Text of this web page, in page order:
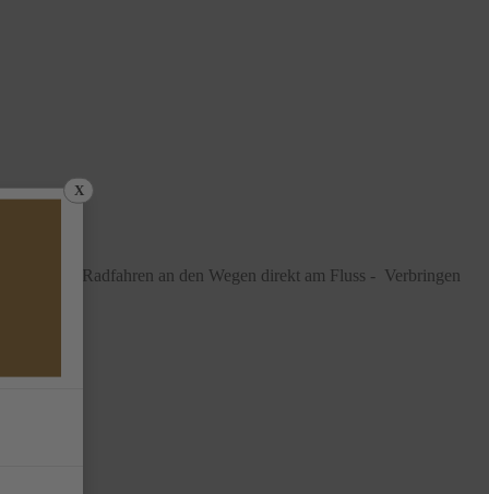
zum Radfahren an den Wegen direkt am Fluss - Verbringen
X